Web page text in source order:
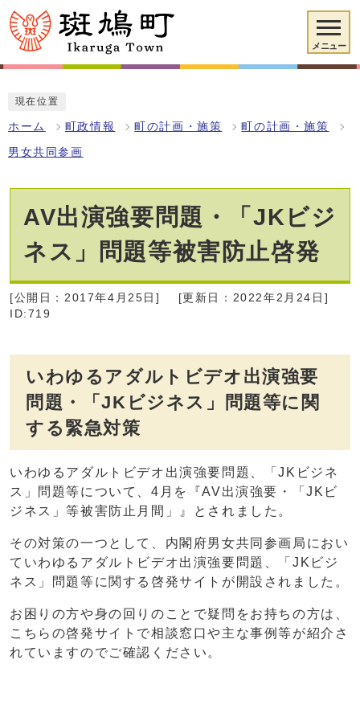
メニュー
現在位置
ホーム 町政情報 町の計画・施策 町の計画・施策
男女共同参画
AV出演強要問題・「JKビジ
ネス」問題等被害防止啓発
[公開日：2017年4月25日]
[更新日：2022年2月24日]
ID:719
いわゆるアダルトビデオ出演強要
問題・「JKビジネス」問題等に関
する緊急対策
いわゆるアダルトビデオ出演強要問題、「JKビジネ
ス」問題等について、4月を『AV出演強要・「JKビ
ジネス」等被害防止月間」』とされました。
その対策の一つとして、内閣府男女共同参画局におい
ていわゆるアダルトビデオ出演強要問題、「JKビジ
ネス」問題等に関する啓発サイトが開設されました。
お困りの方や身の回りのことで疑問をお持ちの方は、
こちらの啓発サイトで相談窓口や主な事例等が紹介さ
れていますのでご確認ください。